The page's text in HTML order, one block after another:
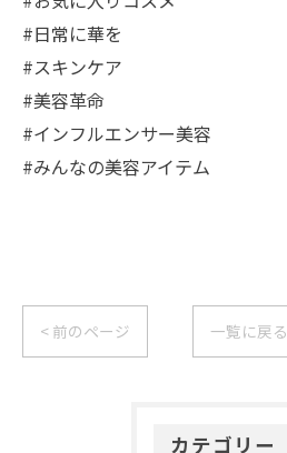
#日常に華を
#スキンケア
#美容革命
#インフルエンサー美容
#みんなの美容アイテム
< 前のページ 一覧に戻る
カテゴリー